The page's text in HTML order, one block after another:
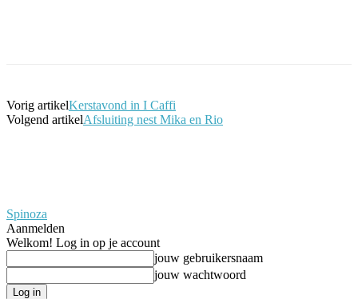
Vorig artikelKerstavond in I Caffi
Volgend artikelAfsluiting nest Mika en Rio
Spinoza
Aanmelden
Welkom! Log in op je account
jouw gebruikersnaam
jouw wachtwoord